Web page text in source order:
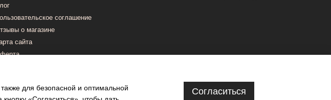
соглашение
о магазине
сайта
для безопасной и оптимальной
Согласиться